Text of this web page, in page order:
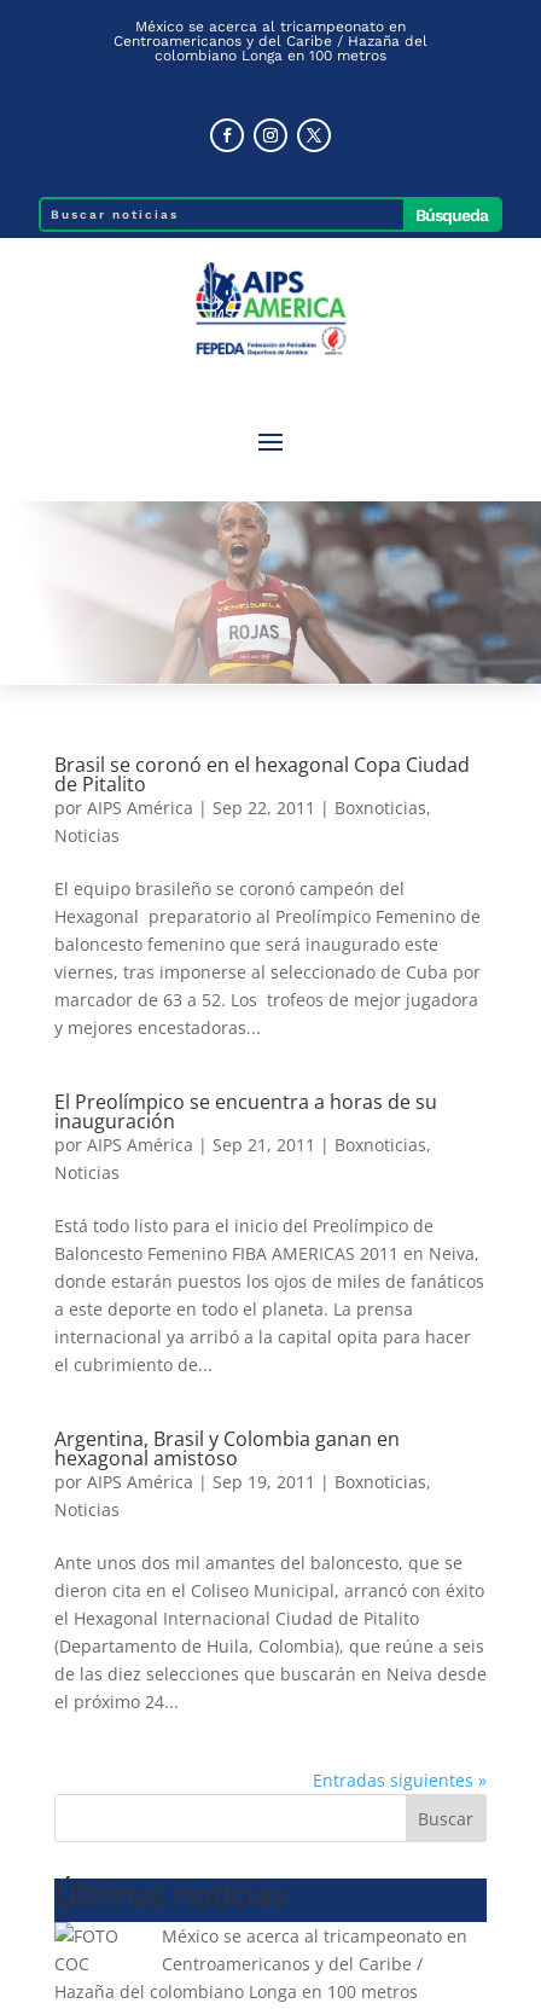
México se acerca al tricampeonato en
Centroamericanos y del Caribe / Hazaña del
colombiano Longa en 100 metros
Brasil se coronó en el hexagonal Copa Ciudad
de Pitalito
por AIPS América | Sep 22, 2011 | Boxnoticias,
Noticias
El equipo brasileño se coronó campeón del
Hexagonal preparatorio al Preolímpico Femenino de
baloncesto femenino que será inaugurado este
viernes, tras imponerse al seleccionado de Cuba por
marcador de 63 a 52. Los trofeos de mejor jugadora
y mejores encestadoras...
El Preolímpico se encuentra a horas de su
inauguración
por AIPS América | Sep 21, 2011 | Boxnoticias,
Noticias
Está todo listo para el inicio del Preolímpico de
Baloncesto Femenino FIBA AMERICAS 2011 en Neiva,
donde estarán puestos los ojos de miles de fanáticos
a este deporte en todo el planeta. La prensa
internacional ya arribó a la capital opita para hacer
el cubrimiento de...
Argentina, Brasil y Colombia ganan en
hexagonal amistoso
por AIPS América | Sep 19, 2011 | Boxnoticias,
Noticias
Ante unos dos mil amantes del baloncesto, que se
dieron cita en el Coliseo Municipal, arrancó con éxito
el Hexagonal Internacional Ciudad de Pitalito
(Departamento de Huila, Colombia), que reúne a seis
de las diez selecciones que buscarán en Neiva desde
el próximo 24...
Entradas siguientes »
Buscar
Últimas noticias
México se acerca al tricampeonato en
Centroamericanos y del Caribe /
Hazaña del colombiano Longa en 100 metros